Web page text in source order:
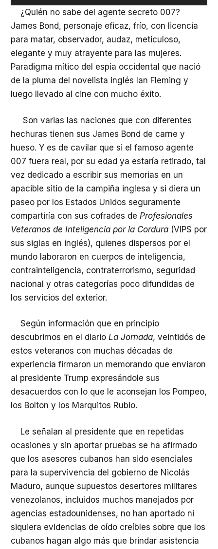
de
audio
¿Quién no sabe del agente secreto 007?
James Bond, personaje eficaz, frío, con licencia
para matar, observador, audaz, meticuloso,
elegante y muy atrayente para las mujeres.
Paradigma mítico del espía occidental que nació
de la pluma del novelista inglés Ian Fleming y
luego llevado al cine con mucho éxito.
Son varias las naciones que con diferentes
hechuras tienen sus James Bond de carne y
hueso. Y es de cavilar que si el famoso agente
007 fuera real, por su edad ya estaría retirado, tal
vez dedicado a escribir sus memorias en un
apacible sitio de la campiña inglesa y si diera un
paseo por los Estados Unidos seguramente
compartiría con sus cofrades de Profesionales
Veteranos de Inteligencia por la Cordura (VIPS por
sus siglas en inglés), quienes dispersos por el
mundo laboraron en cuerpos de inteligencia,
contrainteligencia, contraterrorismo, seguridad
nacional y otras categorías poco difundidas de
los servicios del exterior.
Según información que en principio
descubrimos en el diario La Jornada, veintidós de
estos veteranos con muchas décadas de
experiencia firmaron un memorando que enviaron
al presidente Trump expresándole sus
desacuerdos con lo que le aconsejan los Pompeo,
los Bolton y los Marquitos Rubio.
Le señalan al presidente que en repetidas
ocasiones y sin aportar pruebas se ha afirmado
que los asesores cubanos han sido esenciales
para la supervivencia del gobierno de Nicolás
Maduro, aunque supuestos desertores militares
venezolanos, incluidos muchos manejados por
agencias estadounidenses, no han aportado ni
siquiera evidencias de oído creíbles sobre que los
cubanos hagan algo más que brindar asistencia